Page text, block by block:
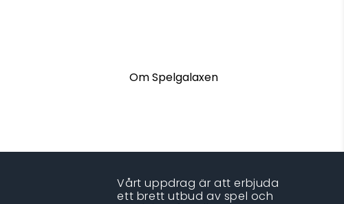
Om Spelgalaxen
Vårt uppdrag är att erbjuda
ett brett utbud av spel och